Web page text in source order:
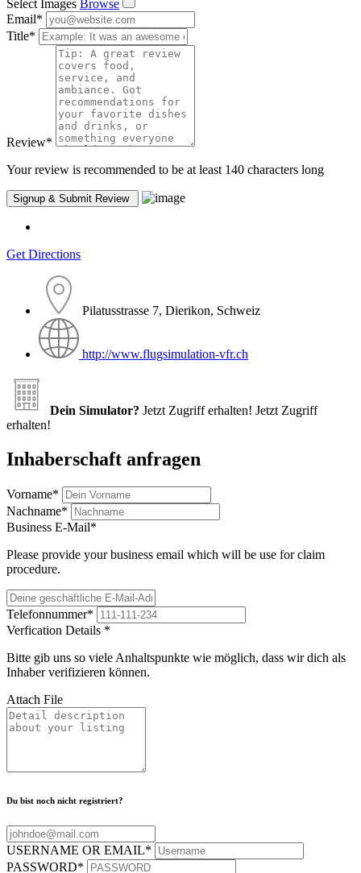
Select Images Browse
Email*
Title*
Review*
Your review is recommended to be at least 140 characters long
Get Directions
Pilatusstrasse 7, Dierikon, Schweiz
http://www.flugsimulation-vfr.ch
Dein Simulator? Jetzt Zugriff erhalten! Jetzt Zugriff
erhalten!
Inhaberschaft anfragen
Vorname*
Nachname*
Business E-Mail*
Please provide your business email which will be use for claim
procedure.
Telefonnummer*
Verfication Details *
Bitte gib uns so viele Anhaltspunkte wie möglich, dass wir dich als
Inhaber verifizieren können.
Attach File
Du bist noch nicht registriert?
USERNAME OR EMAIL*
PASSWORD*